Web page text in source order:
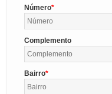
Número
Complemento
Bairro